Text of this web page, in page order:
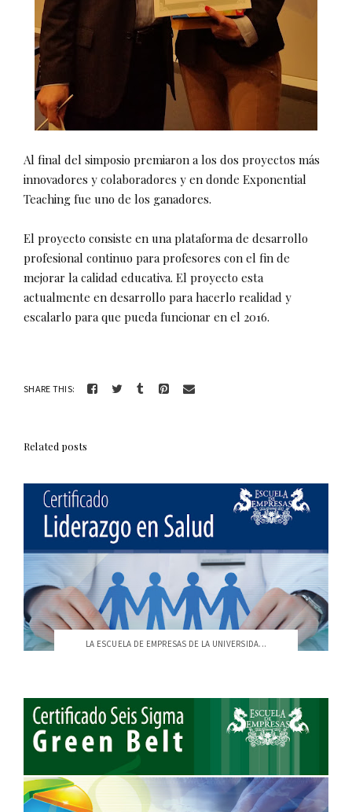
Al final del simposio premiaron a los dos proyectos más
innovadores y colaboradores y en donde Exponential
Teaching fue uno de los ganadores.
El proyecto consiste en una plataforma de desarrollo
profesional continuo para profesores con el fin de
mejorar la calidad educativa. El proyecto esta
actualmente en desarrollo para hacerlo realidad y
escalarlo para que pueda funcionar en el 2016.
SHARE THIS:
Related posts
LA ESCUELA DE EMPRESAS DE LA UNIVERSIDA...